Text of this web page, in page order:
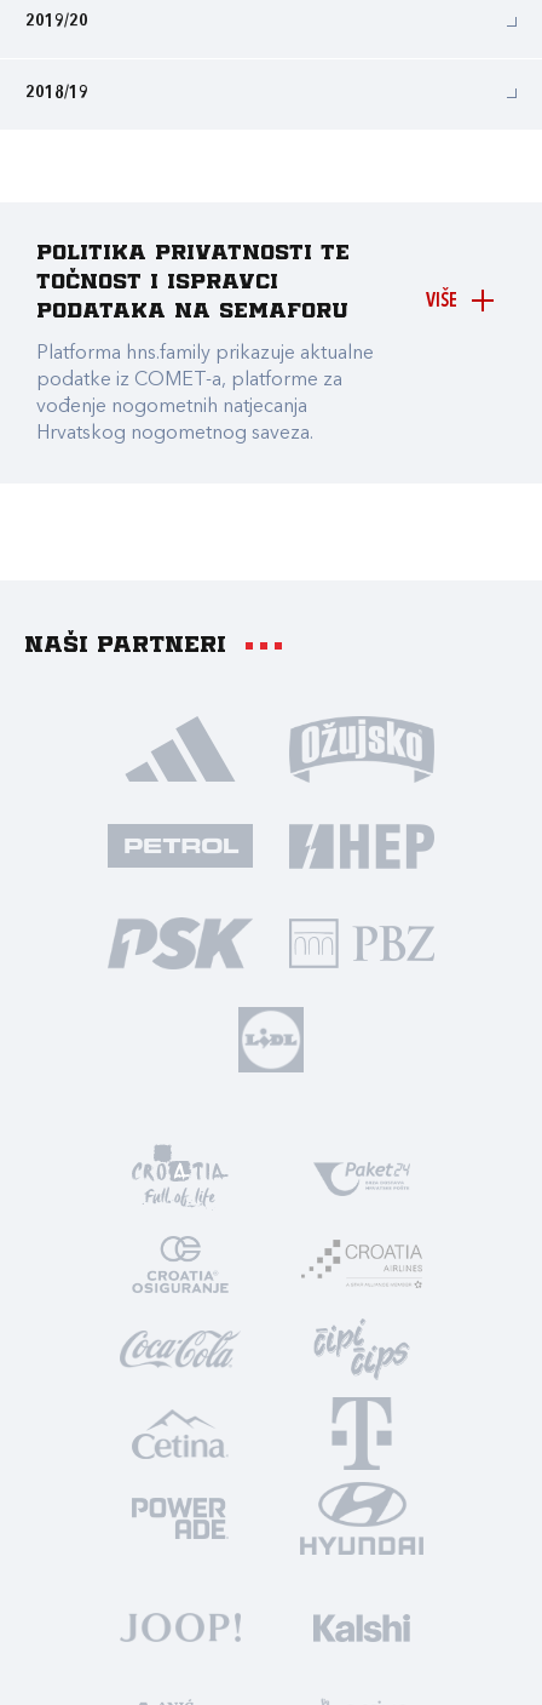
2019/20
2018/19
VIŠE
Politika privatnosti te
točnost i ispravci
podataka na Semaforu
Platforma hns.family prikazuje aktualne
podatke iz COMET-a, platforme za
vođenje nogometnih natjecanja
Hrvatskog nogometnog saveza.
Naši partneri